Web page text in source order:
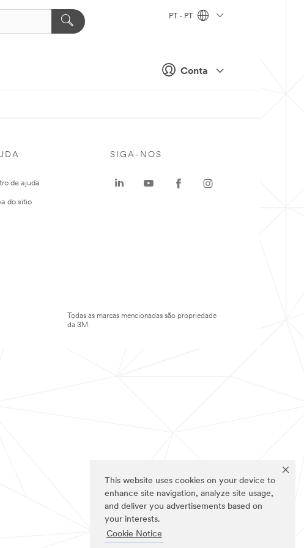
This website uses cookies on your device to
enhance site navigation, analyze site usage,
and deliver you advertisements based on
your interests.
Cookie Notice
Conta
PT - PT
de ajuda
do sitio
SIGA-NOS
Todas as marcas mencionadas são propriedade
da 3M.